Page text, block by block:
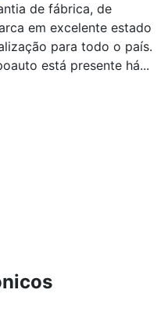
de fábrica, de
em excelente estado
para todo o país.
está presente há...